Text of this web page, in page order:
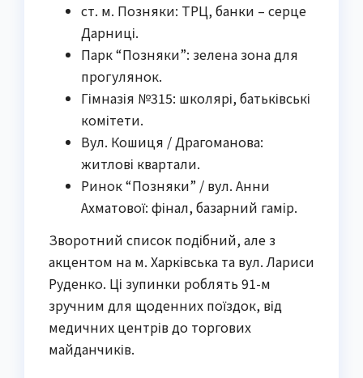
ст. м. Позняки: ТРЦ, банки – серце
Дарниці.
Парк “Позняки”: зелена зона для
прогулянок.
Гімназія №315: школярі, батьківські
комітети.
Вул. Кошиця / Драгоманова:
житлові квартали.
Ринок “Позняки” / вул. Анни
Ахматової: фінал, базарний гамір.
Зворотний список подібний, але з
акцентом на м. Харківська та вул. Лариси
Руденко. Ці зупинки роблять 91-м
зручним для щоденних поїздок, від
медичних центрів до торгових
майданчиків.